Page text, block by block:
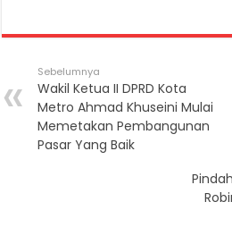
Sebelumnya
Wakil Ketua II DPRD Kota
Metro Ahmad Khuseini Mulai
Memetakan Pembangunan
Pasar Yang Baik